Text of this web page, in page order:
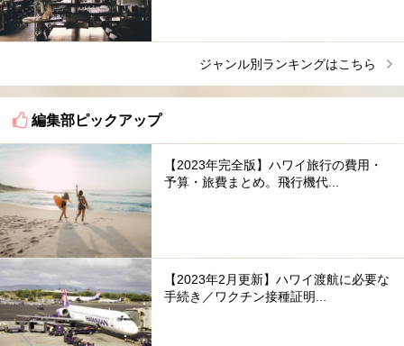
ジャンル別ランキングはこちら
編集部ピックアップ
【2023年完全版】ハワイ旅行の費用・
予算・旅費まとめ。飛行機代...
【2023年2月更新】ハワイ渡航に必要な
手続き／ワクチン接種証明...